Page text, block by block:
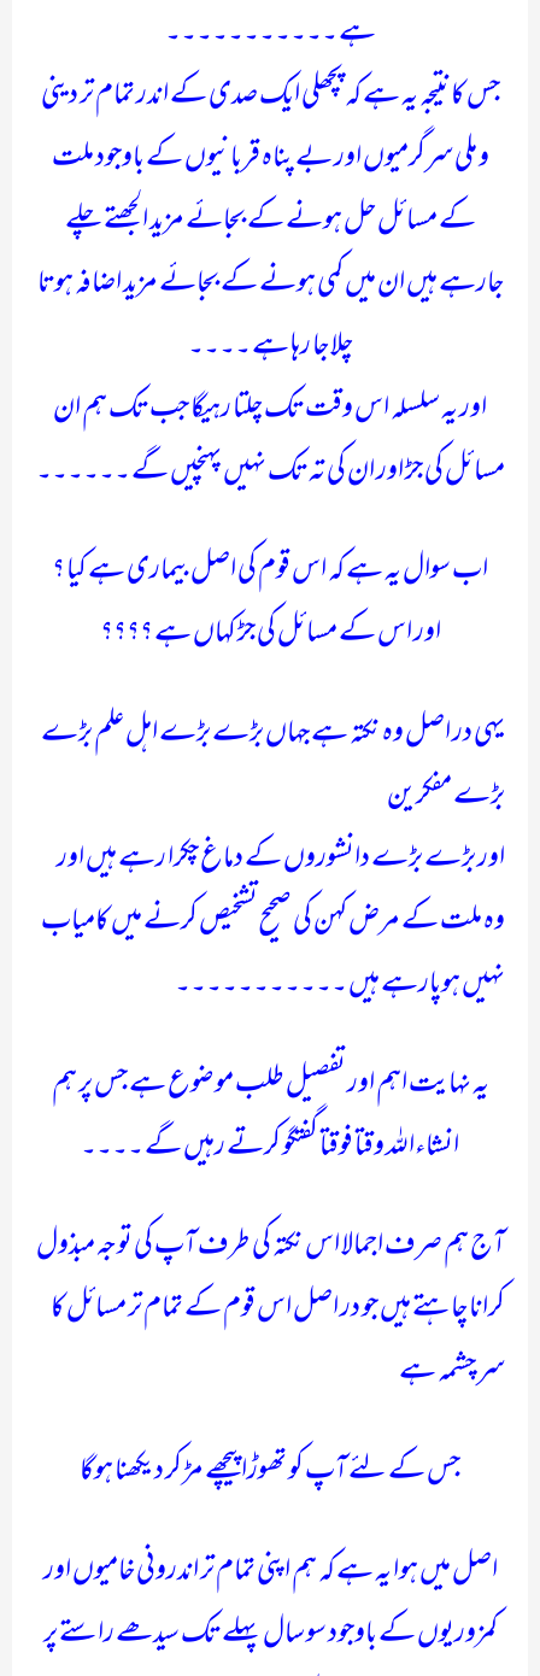
ہے ۔۔۔۔۔۔۔۔۔۔۔
جس کا نتیجہ یہ ہے کہ پچھلی ایک صدی کے اندر تمام تر دینی
و ملی سرگرمیوں اور بے پناہ قربانیوں کے باوجود ملت
کے مسائل حل ہونے کے بجائے مزید الجھتے چلے
جارہے ہیں ان میں کمی ہونے کے بجائے مزید اضافہ ہوتا
چلا جا رہا ہے ۔۔۔۔
اور یہ سلسلہ اس وقت تک چلتا رہیگا جب تک ہم ان
مسائل کی جڑ اور ان کی تہ تک نہیں پہنچیں گے ۔۔۔۔۔۔
اب سوال یہ ہے کہ اس قوم کی اصل بیماری ہے کیا ؟
اور اس کے مسائل کی جڑ کہاں ہے ؟؟؟؟
یہی در اصل وہ نکتہ ہے جہاں بڑے بڑے اہل علم بڑے
بڑے مفکرین
اور بڑے بڑے دانشوروں کے دماغ چکرا رہے ہیں اور
وہ ملت کے مرض کہن کی صحیح تشخیص کرنے میں کامیاب
نہیں ہوپارہے ہیں ۔۔۔۔۔۔۔۔۔۔۔
یہ نہایت اہم اور تفصیل طلب موضوع ہے جس پر ہم
انشاءاللہ وقتا فوقتا گفتگو کرتے رہیں گے ۔۔۔۔
آج ہم صرف اجمالا اس نکتہ کی طرف آپ کی توجہ مبذول
کرانا چاہتے ہیں جو در اصل اس قوم کے تمام تر مسائل کا
سر چشمہ ہے
جس کے لئے آپ کو تھوڑا پیچھے مڑ کر دیکھنا ہوگا
اصل میں ہوا یہ ہے کہ ہم اپنی تمام تر اندرونی خامیوں اور
کمزوریوں کے باوجود سو سال پہلے تک سیدھے راستے پر